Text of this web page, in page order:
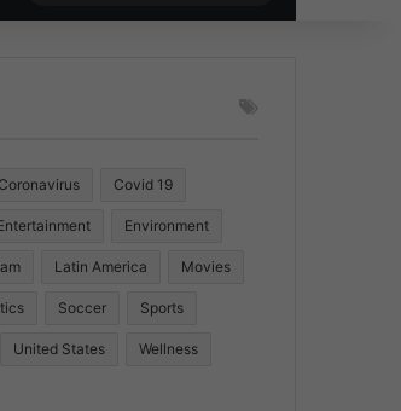
for:
Coronavirus Covid 19
Environment
Latin America Movies
Soccer Sports
United States Wellness